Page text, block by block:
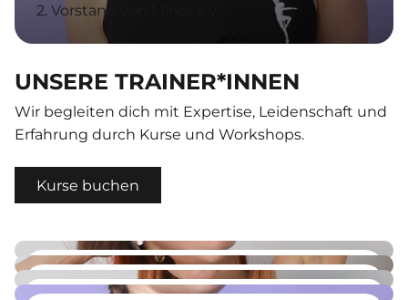
2. Vorstand von Minor e.V.
UNSERE TRAINER*INNEN
Wir begleiten dich mit Expertise, Leidenschaft und
Erfahrung durch Kurse und Workshops.
Kurse buchen
Sarah
Zlata